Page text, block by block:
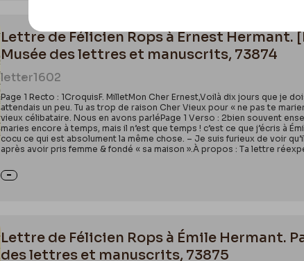
Lettre de Félicien Rops à Ernest
Musée des lettres et manuscrits, 73874
letter1602
Page 1 Recto : 1CroquisF. MilletMon Cher Ernest,Voilà dix jours que je
attendais un peu. Tu as trop de raison Cher Vieux pour « ne pas te
vieux célibataire. Nous en avons parléPage 1 Verso : 2bien souvent
maries encore à temps, mais il n’est que temps ! c’est ce que j’écris à
cocu ce qui est absolument la même chose. – Je suis furieux de voir
après avoir pris femme & fondé « sa maison ».À propos : Ta lettre
Lettre de Félicien Rops à Émile Hermant.
des lettres et manuscrits, 73875